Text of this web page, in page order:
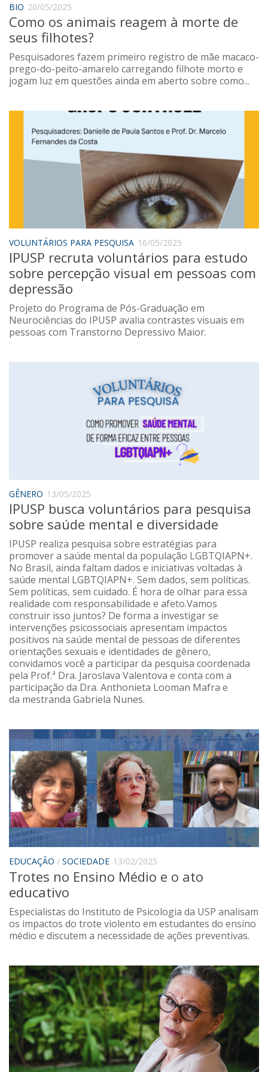
Sobre o Portal
BIO 20/05/2025
Como os animais reagem à morte de
seus filhotes?
Pesquisadores fazem primeiro registro de mãe macaco-
prego-do-peito-amarelo carregando filhote morto e
jogam luz em questões ainda em aberto sobre como...
VOLUNTÁRIOS PARA PESQUISA 16/05/2025
IPUSP recruta voluntários para estudo
sobre percepção visual em pessoas com
depressão
Projeto do Programa de Pós-Graduação em
Neurociências do IPUSP avalia contrastes visuais em
pessoas com Transtorno Depressivo Maior.
GÊNERO 13/05/2025
IPUSP busca voluntários para pesquisa
sobre saúde mental e diversidade
IPUSP realiza pesquisa sobre estratégias para
promover a saúde mental da população LGBTQIAPN+.
No Brasil, ainda faltam dados e iniciativas voltadas à
saúde mental LGBTQIAPN+. Sem dados, sem políticas.
Sem políticas, sem cuidado. É hora de olhar para essa
realidade com responsabilidade e afeto.Vamos
construir isso juntos? De forma a investigar se
intervenções psicossociais apresentam impactos
positivos na saúde mental de pessoas de diferentes
orientações sexuais e identidades de gênero,
convidamos você a participar da pesquisa coordenada
pela Prof.ª Dra. Jaroslava Valentova e conta com a
participação da Dra. Anthonieta Looman Mafra e
da mestranda Gabriela Nunes.
EDUCAÇÃO / SOCIEDADE 13/02/2025
Trotes no Ensino Médio e o ato
educativo
Especialistas do Instituto de Psicologia da USP analisam
os impactos do trote violento em estudantes do ensino
médio e discutem a necessidade de ações preventivas.